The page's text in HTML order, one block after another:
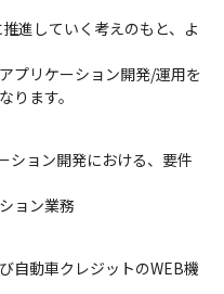
進していく考えのもと、よ
プリケーション開発/運用を
ります。
ション開発における、要件
ョン業務
自動車クレジットのWEB機